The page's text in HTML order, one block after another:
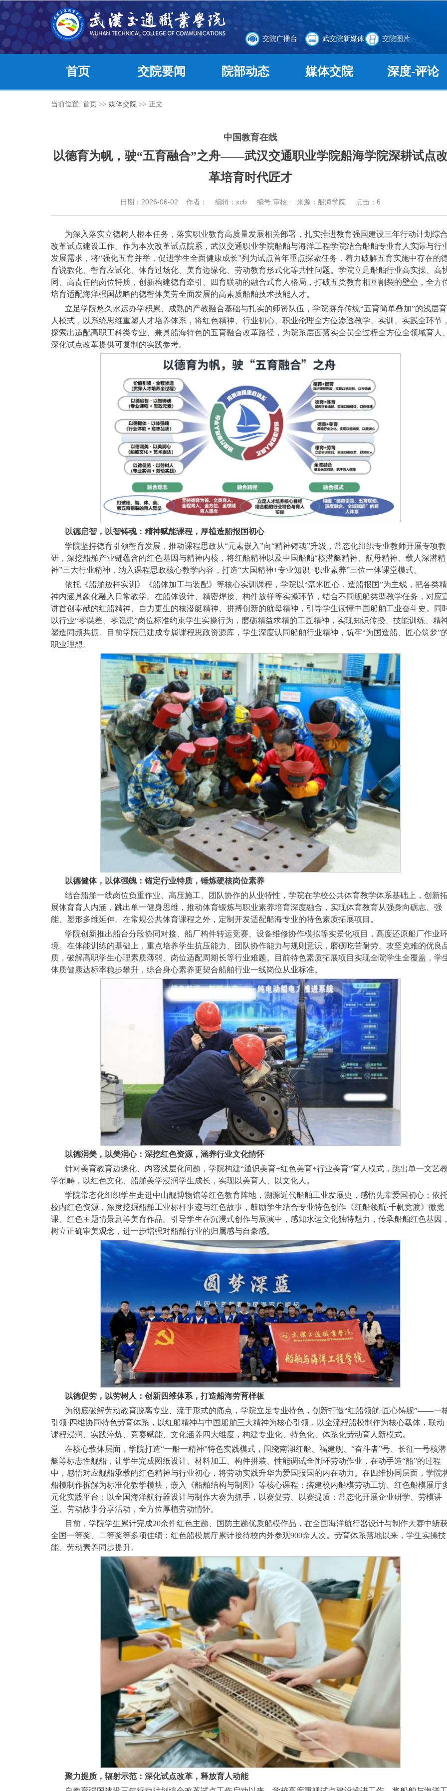
交院广播台 武交院新媒体 交院图片
首页 交院要闻 院部动态 媒体交院 深度-评论
当前位置: 首页 >> 媒体交院 >> 正文
中国教育在线
以德育为帆，驶“五育融合”之舟——武汉交通职业学院船海学院深耕试点改
革培育时代匠才
日期：2026-06-02 作者： 编辑：xcb 编号:审核: 来源：船海学院 点击： 6
为深入落实立德树人根本任务，落实职业教育高质量发展相关部署，扎实推进教育强国建设三年行动计划综合
改革试点建设工作。作为本次改革试点院系，武汉交通职业学院船舶与海洋工程学院结合船舶专业育人实际与行
发展需求，将“强化五育并举，促进学生全面健康成长”列为试点首年重点探索任务，着力破解五育实施中存在的
育说教化、智育应试化、体育过场化、美育边缘化、劳动教育形式化等共性问题。学院立足船舶行业高实操、高
同、高责任的岗位特质，创新构建德育牵引、四育联动的融合式育人格局，打破五类教育相互割裂的壁垒，全方
培育适配海洋强国战略的德智体美劳全面发展的高素质船舶技术技能人才。
立足学院悠久水运办学积累、成熟的产教融合基础与扎实的师资队伍，学院摒弃传统“五育简单叠加”的浅层育
人模式，以系统思维重塑人才培养体系，将红色精神、行业初心、职业伦理全方位渗透教学、实训、实践全环节，
探索出适配高职工科类专业、兼具船海特色的五育融合改革路径，为院系层面落实全员全过程全方位全领域育人、
深化试点改革提供可复制的实践参考。
以德启智，以智铸魂：精神赋能课程，厚植造船报国初心
学院坚持德育引领智育发展，推动课程思政从“元素嵌入”向“精神铸魂”升级，常态化组织专业教师开展专项教
研，深挖船舶产业链蕴含的红色基因与精神内核，将红船精神以及中国船舶“核潜艇精神、航母精神、载人深潜精
神”三大行业精神，纳入课程思政核心教学内容，打造“大国精神+专业知识+职业素养”三位一体课堂模式。
依托《船舶放样实训》《船体加工与装配》等核心实训课程，学院以“毫米匠心，造船报国”为主线，把各类精
神内涵具象化融入日常教学。在船体设计、精密焊接、构件放样等实操环节，结合不同舰船类型教学任务，对应
讲首创奉献的红船精神、自力更生的核潜艇精神、拼搏创新的航母精神，引导学生读懂中国船舶工业奋斗史。同
以行业“零误差、零隐患”岗位标准约束学生实操行为，磨砺精益求精的工匠精神，实现知识传授、技能训练、精
塑造同频共振。目前学院已建成专属课程思政资源库，学生深度认同船舶行业精神，筑牢“为国造船、匠心筑梦”
职业理想。
以德健体，以体强魄：锚定行业特质，锤炼硬核岗位素养
结合船舶一线岗位负重作业、高压施工、团队协作的从业特性，学院在学校公共体育教学体系基础上，创新拓
展体育育人内涵，跳出单一健身思维，推动体育锻炼与职业素养培育深度融合，实现体育教育从强身向砺志、强
能、塑形多维延伸。在常规公共体育课程之外，定制开发适配船海专业的特色素质拓展项目。
学院创新推出船台分段协同对接、船厂构件转运竞赛、设备维修协作模拟等实景化项目，高度还原船厂作业
境。在体能训练的基础上，重点培养学生抗压能力、团队协作能力与规则意识，磨砺吃苦耐劳、攻坚克难的优良
质，破解高职学生心理素质薄弱、岗位适配周期长等行业难题。目前特色素质拓展项目实现全院学生全覆盖，学
体质健康达标率稳步攀升，综合身心素养更契合船舶行业一线岗位从业标准。
以德润美，以美润心：深挖红色资源，涵养行业文化情怀
针对美育教育边缘化、内容浅层化问题，学院构建“通识美育+红色美育+行业美育”育人模式，跳出单一文艺教
学范畴，以红色文化、船舶美学浸润学生成长，实现以美育人、以文化人。
学院常态化组织学生走进中山舰博物馆等红色教育阵地，溯源近代船舶工业发展史，感悟先辈爱国初心；依
校内红色资源，深度挖掘船舶工业标杆事迹与红色故事，鼓励学生结合专业特色创作《红船领航·千帆竞渡》微党
课、红色主题情景剧等美育作品。引导学生在沉浸式创作与展演中，感知水运文化独特魅力，传承船舶红色基因，
树立正确审美观念，进一步增强对船舶行业的归属感与自豪感。
以德促劳，以劳树人：创新四维体系，打造船海劳育样板
为彻底破解劳动教育脱离专业、流于形式的痛点，学院立足专业特色，创新打造“红船领航·匠心铸舰”——一
引领·四维协同特色劳育体系，以红船精神与中国船舶三大精神为核心引领，以全流程船模制作为核心载体，联动
课程浸润、实践淬炼、竞赛赋能、文化涵养四大维度，构建专业化、特色化、体系化劳动育人新模式。
在核心载体层面，学院打造“一船一精神”特色实践模式，围绕南湖红船、福建舰、“奋斗者”号、长征一号核潜
艇等标志性舰船，让学生完成图纸设计、材料加工、构件拼装、性能调试全闭环劳动作业，在动手造“船”的过程
中，感悟对应舰船承载的红色精神与行业初心，将劳动实践升华为爱国报国的内在动力。在四维协同层面，学院
船模制作拆解为标准化教学模块，嵌入《船舶结构与制图》等核心课程；搭建校内船模劳动工坊、红色船模展厅
元化实践平台；以全国海洋航行器设计与制作大赛为抓手，以赛促劳、以赛提质；常态化开展企业研学、劳模讲
堂、劳动故事分享活动，全方位厚植劳动情怀。
目前，学院学生累计完成20余件红色主题、国防主题优质船模作品，在全国海洋航行器设计与制作大赛中斩
全国一等奖、二等奖等多项佳绩；红色船模展厅累计接待校内外参观900余人次。劳育体系落地以来，学生实操技
能、劳动素养同步提升。
聚力提质，辐射示范：深化试点改革，释放育人动能